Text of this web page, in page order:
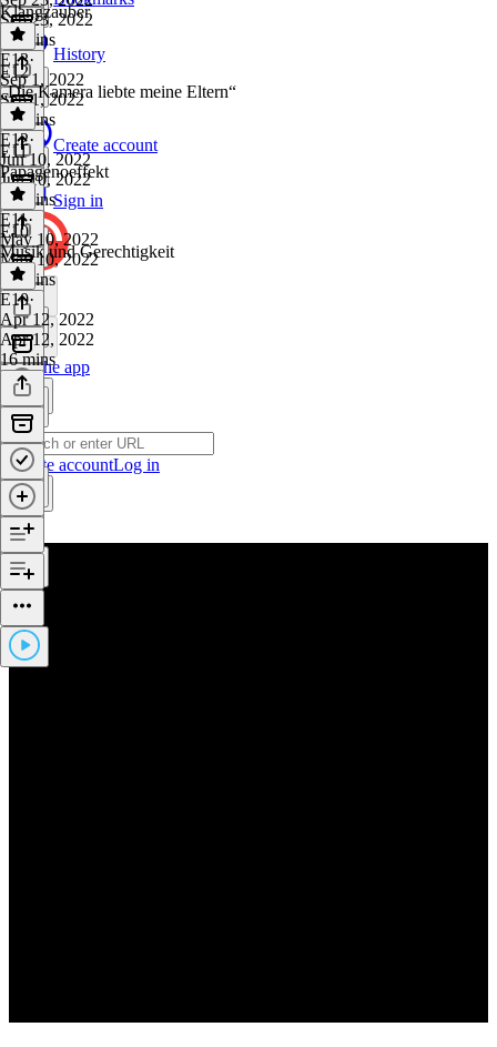
History
Create account
Sign in
Get the app
Create accountLog in
Sep 23, 2022
16 mins
Klangzauber
E13·
Sep 1, 2022
Sep 1, 2022
14 mins
E12
„Die Kamera liebte meine Eltern“
E12·
Jun 10, 2022
Jun 10, 2022
14 mins
E11
Papagenoeffekt
E11·
May 10, 2022
May 10, 2022
14 mins
E10
Musik und Gerechtigkeit
E10·
Apr 12, 2022
Apr 12, 2022
16 mins